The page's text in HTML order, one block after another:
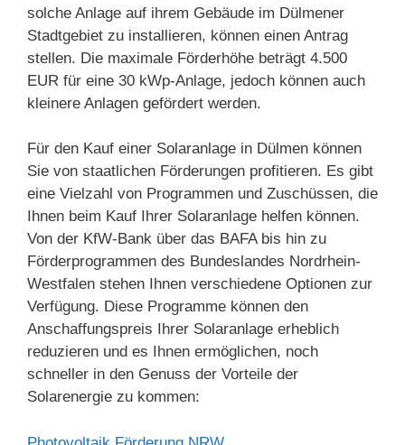
solche Anlage auf ihrem Gebäude im Dülmener
Stadtgebiet zu installieren, können einen Antrag
stellen. Die maximale Förderhöhe beträgt 4.500
EUR für eine 30 kWp-Anlage, jedoch können auch
kleinere Anlagen gefördert werden.
Für den Kauf einer Solaranlage in Dülmen können
Sie von staatlichen Förderungen profitieren. Es gibt
eine Vielzahl von Programmen und Zuschüssen, die
Ihnen beim Kauf Ihrer Solaranlage helfen können.
Von der KfW-Bank über das BAFA bis hin zu
Förderprogrammen des Bundeslandes Nordrhein-
Westfalen stehen Ihnen verschiedene Optionen zur
Verfügung. Diese Programme können den
Anschaffungspreis Ihrer Solaranlage erheblich
reduzieren und es Ihnen ermöglichen, noch
schneller in den Genuss der Vorteile der
Solarenergie zu kommen: